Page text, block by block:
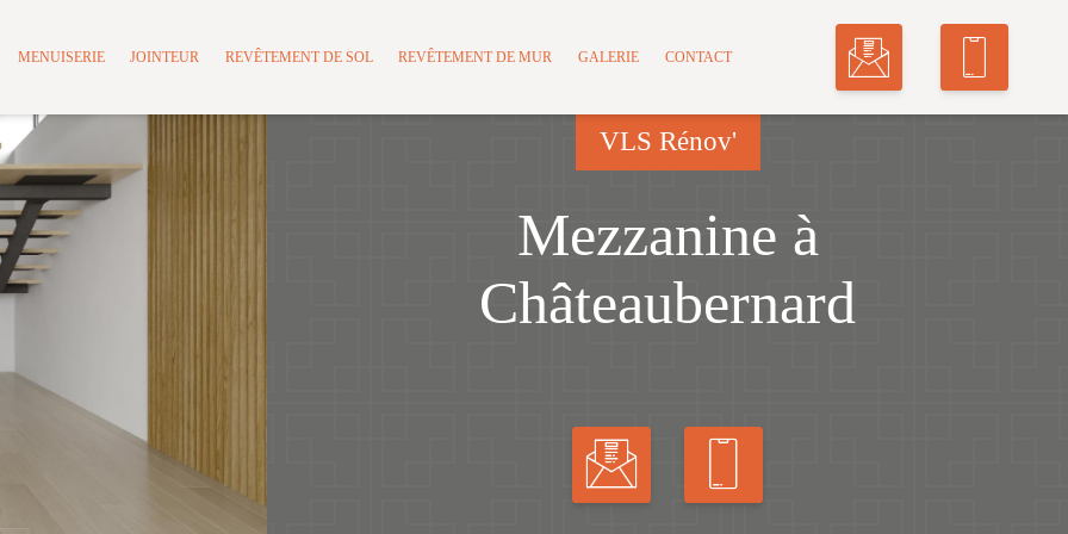
MENUISERIE JOINTEUR REVÊTEMENT DE SOL REVÊTEMENT DE MUR GALERIE CONTACT
VLS Rénov'
Mezzanine à
Châteaubernard